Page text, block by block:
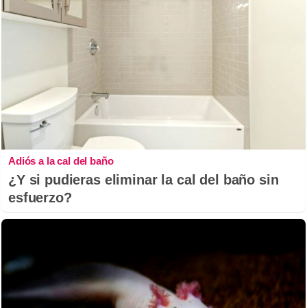
Adiós a la cal del baño
¿Y si pudieras eliminar la cal del baño sin
esfuerzo?